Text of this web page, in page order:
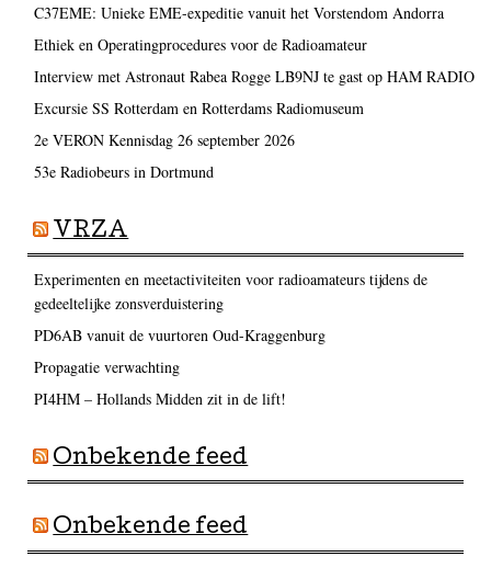
C37EME: Unieke EME-expeditie vanuit het Vorstendom Andorra
Ethiek en Operatingprocedures voor de Radioamateur
Interview met Astronaut Rabea Rogge LB9NJ te gast op HAM RADIO
Excursie SS Rotterdam en Rotterdams Radiomuseum
2e VERON Kennisdag 26 september 2026
53e Radiobeurs in Dortmund
VRZA
Experimenten en meetactiviteiten voor radioamateurs tijdens de
gedeeltelijke zonsverduistering
PD6AB vanuit de vuurtoren Oud-Kraggenburg
Propagatie verwachting
PI4HM – Hollands Midden zit in de lift!
Onbekende feed
Onbekende feed